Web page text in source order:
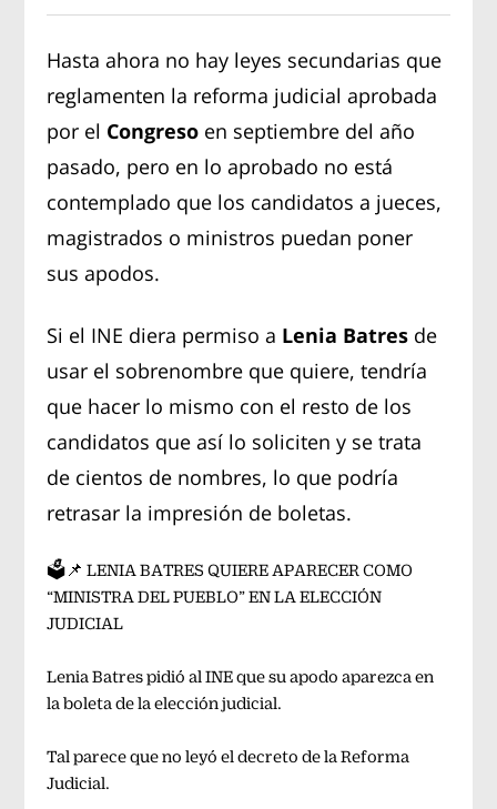
Hasta ahora no hay leyes secundarias que
reglamenten la reforma judicial aprobada
por el Congreso en septiembre del año
pasado, pero en lo aprobado no está
contemplado que los candidatos a jueces,
magistrados o ministros puedan poner
sus apodos.
Si el INE diera permiso a Lenia Batres de
usar el sobrenombre que quiere, tendría
que hacer lo mismo con el resto de los
candidatos que así lo soliciten y se trata
de cientos de nombres, lo que podría
retrasar la impresión de boletas.
🗳📌 LENIA BATRES QUIERE APARECER COMO
“MINISTRA DEL PUEBLO” EN LA ELECCIÓN
JUDICIAL
Lenia Batres pidió al INE que su apodo aparezca en
la boleta de la elección judicial.
Tal parece que no leyó el decreto de la Reforma
Judicial.